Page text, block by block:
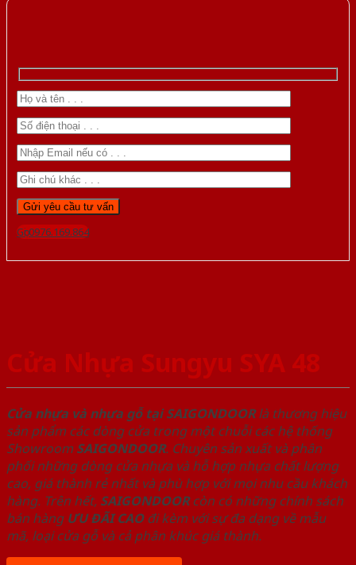
Gọi 0976.169.864
Cửa Nhựa Sungyu SYA 48
Cửa nhựa và nhựa gỗ tại SAIGONDOORlà thương hiệu
sản phẩm các dòng cửa trong một chuỗi các hệ thống
Showroom SAIGONDOOR. Chuyên sản xuất và phân
phối những dòng cửa nhựa và hỗ hợp nhựa chất lượng
cao, giá thành rẻ nhất và phù hợp với mọi nhu cầu khách
hàng. Trên hết, SAIGONDOORcòn có những chính sách
bán hàng ƯU ĐÃI CAOđi kèm với sự đa dạng về mẫu
mã, loại cửa gỗ và cả phân khúc giá thành.